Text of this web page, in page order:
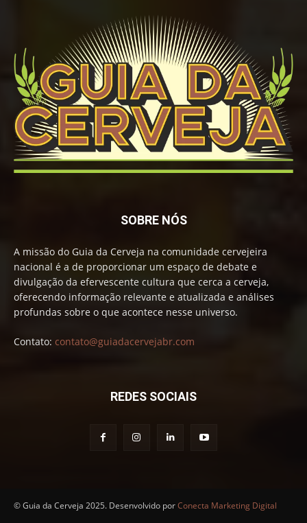
SOBRE NÓS
A missão do Guia da Cerveja na comunidade cervejeira
nacional é a de proporcionar um espaço de debate e
divulgação da efervescente cultura que cerca a cerveja,
oferecendo informação relevante e atualizada e análises
profundas sobre o que acontece nesse universo.
Contato: contato@guiadacervejabr.com
REDES SOCIAIS
© Guia da Cerveja 2025. Desenvolvido porConecta Marketing Digital